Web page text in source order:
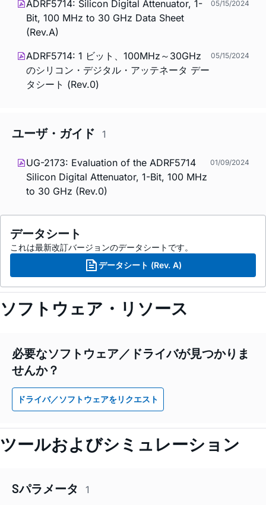
ADRF5714: Silicon Digital Attenuator, 1-
Bit, 100 MHz to 30 GHz Data Sheet
(Rev.A)
05/15/2024
ADRF5714: 1 ビット、100MHz～30GHz
のシリコン・デジタル・アッテネータ デー
タシート (Rev.0)
05/15/2024
ユーザ・ガイド 1
UG-2173: Evaluation of the ADRF5714
Silicon Digital Attenuator, 1-Bit, 100 MHz
to 30 GHz (Rev.0)
01/09/2024
データシート
これは最新改訂バージョンのデータシートです。
データシート (Rev. A)
ソフトウェア・リソース
必要なソフトウェア／ドライバが見つかりま
せんか？
ドライバ／ソフトウェアをリクエスト
ツールおよびシミュレーション
Sパラメータ 1